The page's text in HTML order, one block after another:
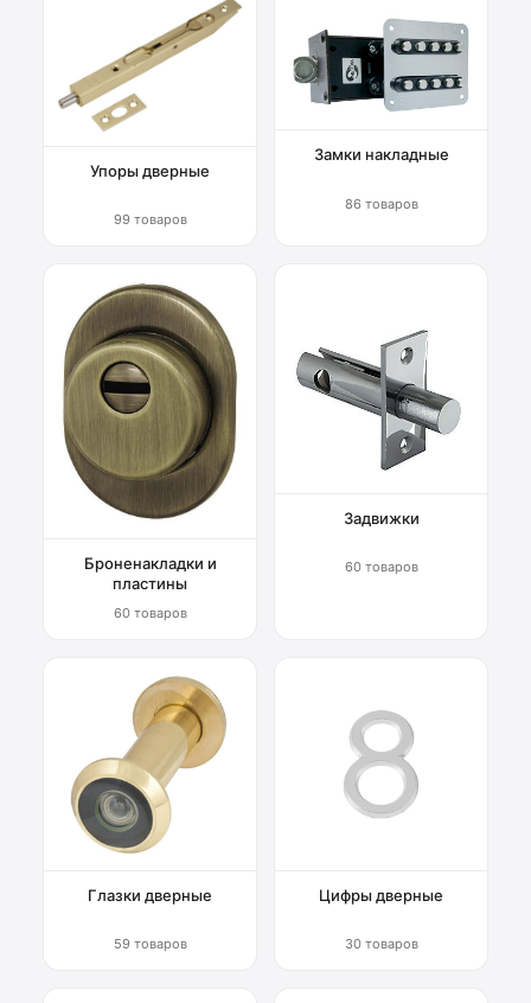
Упоры дверные
99 товаров
Замки накладные
86 товаров
Броненакладки и
пластины
60 товаров
Задвижки
60 товаров
Глазки дверные
59 товаров
Цифры дверные
30 товаров